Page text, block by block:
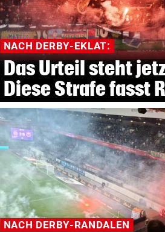
NACH DERBY-EKLAT:
Das Urteil steht
Diese Strafe fasst
NACH DERBY-RANDALEN